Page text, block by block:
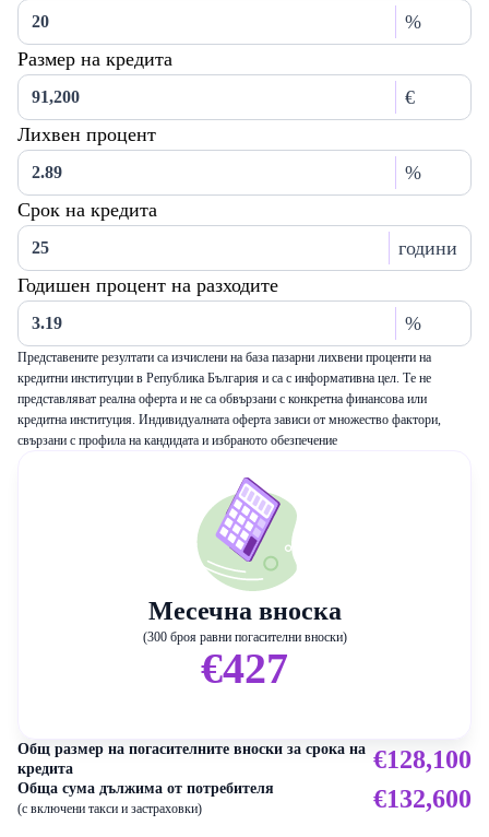
%
Размер на кредита
€
Лихвен процент
%
Срок на кредита
години
Годишен процент на разходите
%
Представените резултати са изчислени на база пазарни лихвени проценти на
кредитни институции в Република България и са с информативна цел. Те не
представляват реална оферта и не са обвързани с конкретна финансова или
кредитна институция. Индивидуалната оферта зависи от множество фактори,
свързани с профила на кандидата и избраното обезпечение
Месечна вноска
(300 броя равни погасителни вноски)
€427
Общ размер на погасителните вноски за срока на
кредита
€128,100
Обща сума дължима от потребителя
(с включени такси и застраховки) €132,600